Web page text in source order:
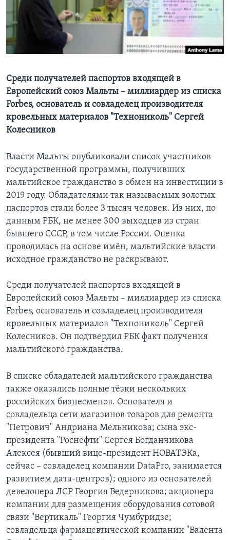
Learning English
СОЦИАЛЬНЫЕ СЕТИ
Языки
Среди получателей паспортов входящей в
Европейский союз Мальты – миллиардер из списка
Forbes, основатель и совладелец производителя
кровельных материалов "Технониколь" Сергей
Колесников
Власти Мальты опубликовали список участников
государственной программы, получивших
мальтийское гражданство в обмен на инвестиции в
2019 году. Обладателями так называемых золотых
паспортов стали более 3 тысяч человек. Из них, по
данным РБК, не менее 300 выходцев из стран
бывшего СССР, в том числе России. Оценка
проводилась на основе имён, мальтийские власти
исходное гражданство не раскрывают.
Среди получателей паспортов входящей в
Европейский союз Мальты – миллиардер из списка
Forbes, основатель и совладелец производителя
кровельных материалов "Технониколь" Сергей
Колесников. Он подтвердил РБК факт получения
мальтийского гражданства.
В списке обладателей мальтийского гражданства
также оказались полные тёзки нескольких
российских бизнесменов. Основателя и
совладельца сети магазинов товаров для ремонта
"Петрович" Андриана Мельникова; сына экс-
президента "Роснефти" Сергея Богданчикова
Алексея (бывший вице-президент НОВАТЭКа,
сейчас – совладелец компании DataPro, занимается
развитием дата-центров); одного из основателей
девелопера ЛСР Георгия Ведерникова; акционера
компании для размещения оборудования сотовой
связи "Вертикаль" Георгия Чумбуридзе;
совладельца фармацевтической компании "Валента